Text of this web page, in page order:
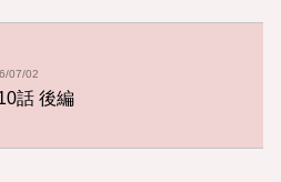
07/02
話 後編